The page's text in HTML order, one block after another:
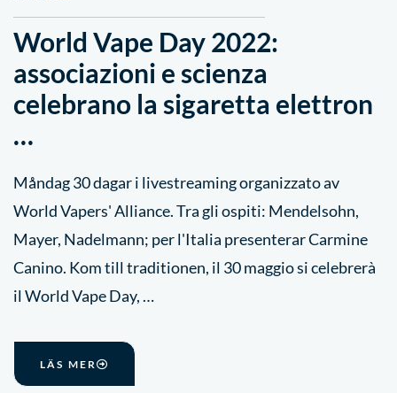
World Vape Day 2022:
associazioni e scienza
celebrano la sigaretta elettron
…
Måndag 30 dagar i livestreaming organizzato av
World Vapers' Alliance. Tra gli ospiti: Mendelsohn,
Mayer, Nadelmann; per l'Italia presenterar Carmine
Canino. Kom till traditionen, il 30 maggio si celebrerà
il World Vape Day, …
LÄS MER